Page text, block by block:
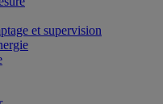
et supervision